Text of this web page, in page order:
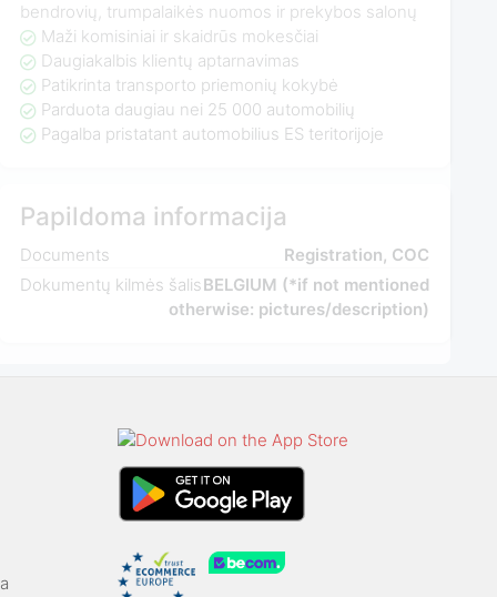
bendrovių, trumpalaikės nuomos ir prekybos salonų
Maži komisiniai ir skaidrūs mokesčiai
Daugiakalbis klientų aptarnavimas
Patikrinta transporto priemonių kokybė
Parduota daugiau nei 25 000 automobilių
Pagalba pristatant automobilius ES teritorijoje
Papildoma informacija
Documents
Registration, COC
Dokumentų kilmės šalisBELGIUM (*if not mentioned
otherwise: pictures/description)